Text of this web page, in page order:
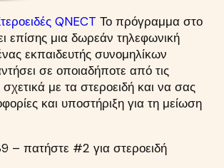
QNECT Το πρόγραμμα στο
επίσης μια δωρεάν τηλεφωνική
εκπαιδευτής συνομηλίκων
σε οποιαδήποτε από τις
με τα στεροειδή και να σας
και υποστήριξη για τη μείωση
– πατήστε #2 για στεροειδή